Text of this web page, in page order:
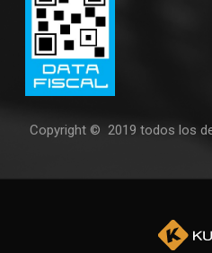
Copyright © 2019 todos los